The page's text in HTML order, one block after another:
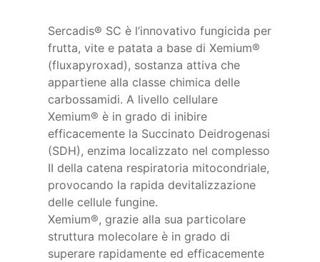
Sercadis® SC è l’innovativo fungicida per
frutta, vite e patata a base di Xemium®
(fluxapyroxad), sostanza attiva che
appartiene alla classe chimica delle
carbossamidi. A livello cellulare
Xemium® è in grado di inibire
efficacemente la Succinato Deidrogenasi
(SDH), enzima localizzato nel complesso
II della catena respiratoria mitocondriale,
provocando la rapida devitalizzazione
delle cellule fungine.
Xemium®, grazie alla sua particolare
struttura molecolare è in grado di
superare rapidamente ed efficacemente